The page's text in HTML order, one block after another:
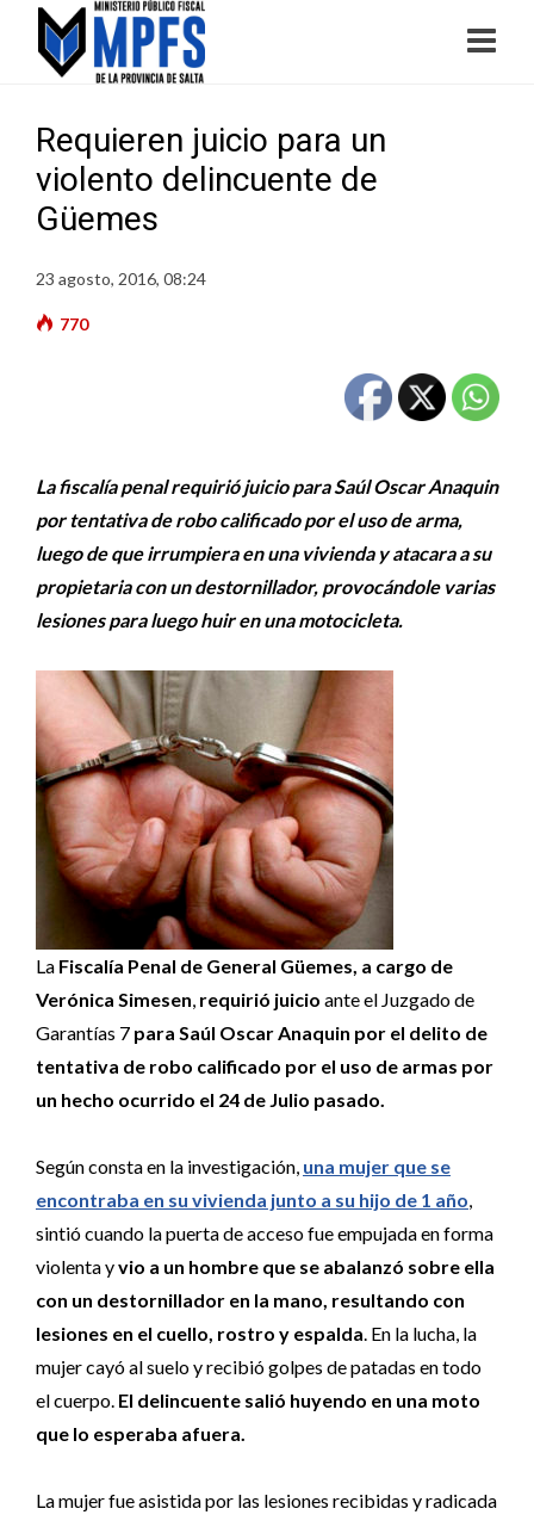
Requieren juicio para un
violento delincuente de
Güemes
23 agosto, 2016, 08:24
770
La fiscalía penal requirió juicio para Saúl Oscar Anaquin
por tentativa de robo calificado por el uso de arma,
luego de que irrumpiera en una vivienda y atacara a su
propietaria con un destornillador, provocándole varias
lesiones para luego huir en una motocicleta.
La Fiscalía Penal de General Güemes, a cargo de
Verónica Simesen, requirió juicio ante el Juzgado de
Garantías 7 para Saúl Oscar Anaquin por el delito de
tentativa de robo calificado por el uso de armas por
un hecho ocurrido el 24 de Julio pasado.
Según consta en la investigación, una mujer que se
encontraba en su vivienda junto a su hijo de 1 año,
sintió cuando la puerta de acceso fue empujada en forma
violenta yvio a un hombre que se abalanzó sobre ella
con un destornillador en la mano, resultando con
lesiones en el cuello, rostro y espalda. En la lucha, la
mujer cayó al suelo y recibió golpes de patadas en todo
el cuerpo. El delincuente salió huyendo en una moto
que lo esperaba afuera.
La mujer fue asistida por las lesiones recibidas y radicada